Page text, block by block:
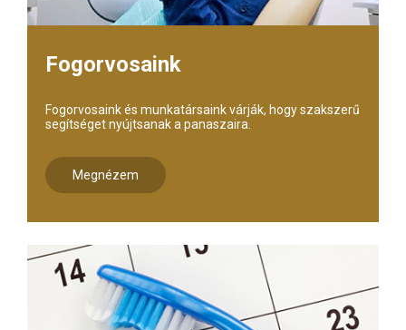
Fogorvosaink
Fogorvosaink és munkatársaink várják, hogy szakszerű
segítséget nyújtsanak a panaszaira.
Megnézem